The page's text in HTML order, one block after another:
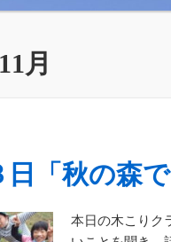
月
日「秋の森
本日の木こりク